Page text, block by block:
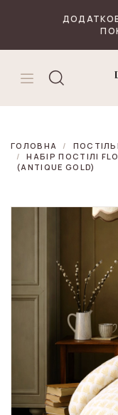
ГОЛОВНА
НАБІР ПОСТІЛІ
(ANTIQUE GOLD)